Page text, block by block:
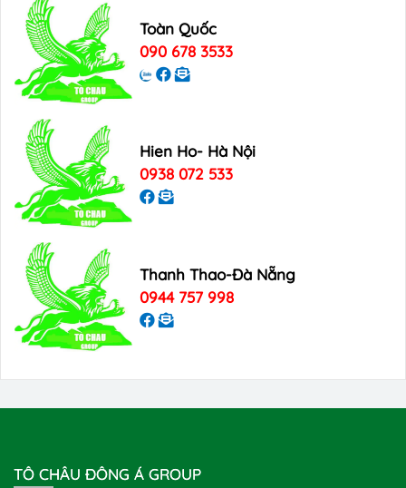
Toàn Quốc
090 678 3533
Hien Ho- Hà Nội
0938 072 533
Thanh Thao-Đà Nẵng
0944 757 998
TÔ CHÂU ĐÔNG Á GROUP